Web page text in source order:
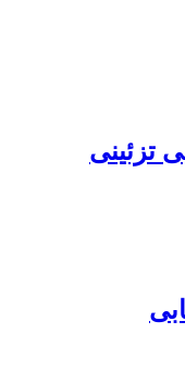
تزئینی